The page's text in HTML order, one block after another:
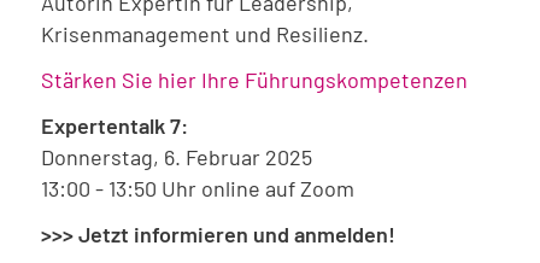
Krisenmanagement und Resilienz.
Stärken Sie hier Ihre Führungskompetenzen
Expertentalk 7:
Donnerstag, 6. Februar 2025
13:00 - 13:50 Uhr online auf Zoom
>>> Jetzt informieren und anmelden!